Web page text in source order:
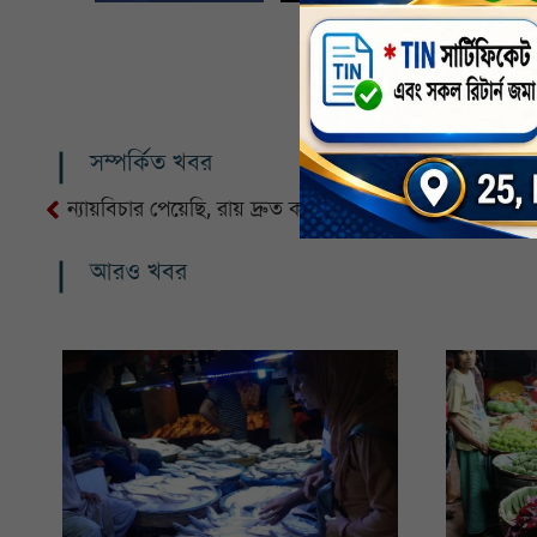
সম্পর্কিত খবর
ন্যায়বিচার পেয়েছি, রায় দ্রুত কার্যকর চাই : মেজর সিনহার
আরও খবর